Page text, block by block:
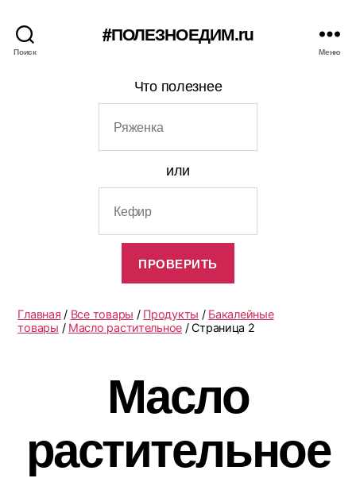
Поиск
#ПОЛЕЗНОЕДИМ.ru
Меню
Что полезнее
или
Главная / Все товары / Продукты / Бакалейные
товары / Масло растительное / Страница 2
Масло
растительное